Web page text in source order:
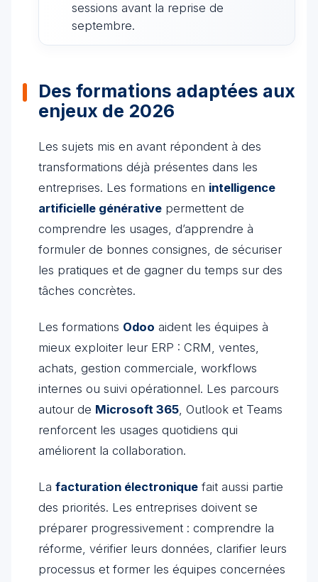
sessions avant la reprise de
septembre.
Des formations adaptées aux
enjeux de 2026
Les sujets mis en avant répondent à des
transformations déjà présentes dans les
entreprises. Les formations en intelligence
artificielle générative permettent de
comprendre les usages, d’apprendre à
formuler de bonnes consignes, de sécuriser
les pratiques et de gagner du temps sur des
tâches concrètes.
Les formations Odoo aident les équipes à
mieux exploiter leur ERP : CRM, ventes,
achats, gestion commerciale, workflows
internes ou suivi opérationnel. Les parcours
autour de Microsoft 365, Outlook et Teams
renforcent les usages quotidiens qui
améliorent la collaboration.
La facturation électronique fait aussi partie
des priorités. Les entreprises doivent se
préparer progressivement : comprendre la
réforme, vérifier leurs données, clarifier leurs
processus et former les équipes concernées